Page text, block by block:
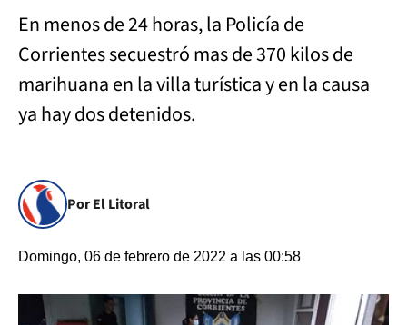
En menos de 24 horas, la Policía de
Corrientes secuestró mas de 370 kilos de
marihuana en la villa turística y en la causa
ya hay dos detenidos.
Por El Litoral
Domingo, 06 de febrero de 2022 a las 00:58